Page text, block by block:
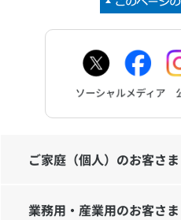
企業/グループについて
社会貢献
技術開発
サステナビリティ
ご家庭（個人）のお客さま
業務用・産業用のお客さま